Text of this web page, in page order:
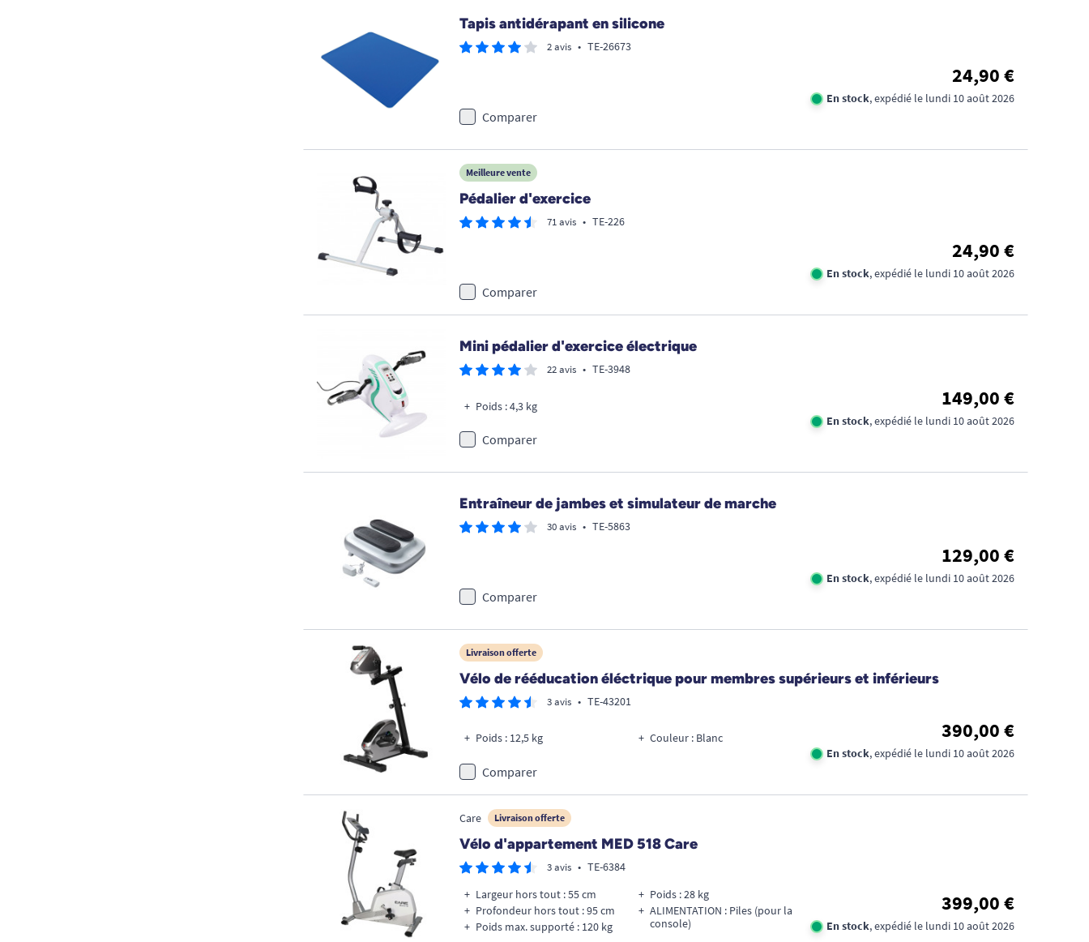
Tapis antidérapant en silicone
2 avis • TE-26673
24,90 €
En stock, expédié le lundi 10 août 2026
Comparer
Meilleure vente
Pédalier d'exercice
71 avis • TE-226
24,90 €
En stock, expédié le lundi 10 août 2026
Comparer
Mini pédalier d'exercice électrique
22 avis • TE-3948
Poids : 4,3 kg 149,00 €
En stock, expédié le lundi 10 août 2026
Comparer
Entraîneur de jambes et simulateur de marche
30 avis • TE-5863
129,00 €
En stock, expédié le lundi 10 août 2026
Comparer
Livraison offerte
Vélo de rééducation éléctrique pour membres supérieurs et inférieurs
3 avis • TE-43201
Poids : 12,5 kg Couleur : Blanc 390,00 €
En stock, expédié le lundi 10 août 2026
Comparer
Care Livraison offerte
Vélo d'appartement MED 518 Care
3 avis • TE-6384
Largeur hors tout : 55 cm
Profondeur hors tout : 95 cm
Poids max. supporté : 120 kg
Poids : 28 kg
ALIMENTATION : Piles (pour la
console)
399,00 €
En stock, expédié le lundi 10 août 2026